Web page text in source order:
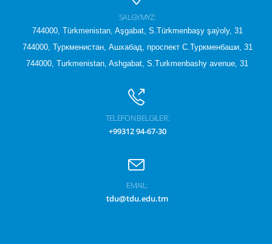
SALGYMYZ:
744000, Türkmenistan, Aşgabat, S.Türkmenbaşy şaýoly, 31
744000, Туркменистан, Ашхабад, проспект С.Туркменбаши, 31
744000, Turkmenistan, Ashgabat, S.Turkmenbashy avenue, 31
TELEFON BELGILER:
+99312 94-67-30
EMAIL:
tdu@tdu.edu.tm